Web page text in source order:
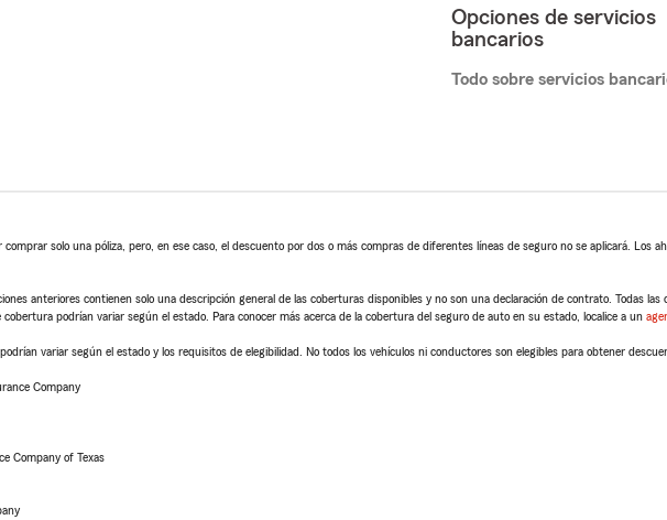
Opciones de servicios
bancarios
Todo sobre servicios
solo una póliza, pero, en ese caso, el descuento por dos o más compras de diferentes líneas de seguro no se aplicará. Los
anteriores contienen solo una descripción general de las coberturas disponibles y no son una declaración de contrato. Todas
cobertura podrían variar según el estado. Para conocer más acerca de la cobertura del seguro de auto en su estado, localice a un
variar según el estado y los requisitos de elegibilidad. No todos los vehículos ni conductores son elegibles para obtener
Company
Company of Texas